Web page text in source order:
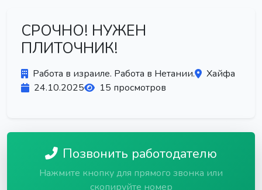
СРОЧНО! НУЖEН
ПЛИТОЧНИК!
Работа в израиле. Работа в Нетании.
Хайфа
24.10.2025
15 просмотров
Позвонить работодателю
Нажмите кнопку для прямого звонка или
скопируйте номер